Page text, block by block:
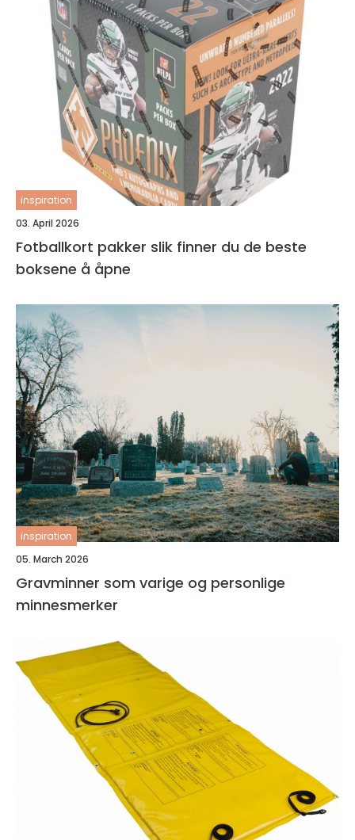
inspiration
03. April 2026
Fotballkort pakker slik finner du de beste
boksene å åpne
inspiration
05. March 2026
Gravminner som varige og personlige
minnesmerker